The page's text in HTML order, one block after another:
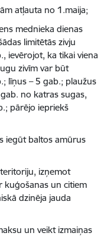
atļauta no 1.maija;
mednieka dienas
limitētās zivju
ievērojot, ka tikai viena
zivīm var būt
līņus – 5 gab.; plaužus
no katras sugas,
pārējo iepriekš
iegūt baltos amūrus
izņemot
kuģošanas un citiem
dzinēja jauda
un veikt izmaiņas